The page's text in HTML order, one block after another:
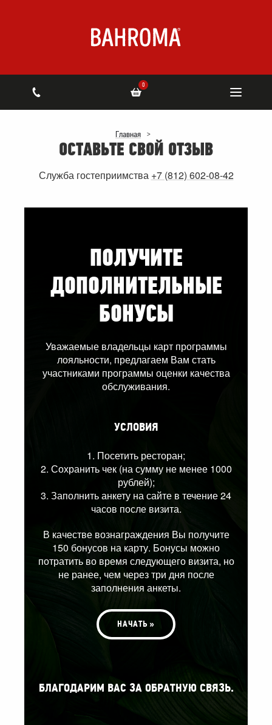
0
Главная >
ОСТАВЬТЕ СВОЙ ОТЗЫВ
Служба гостеприимства +7 (812) 602-08-42
ПОЛУЧИТЕ
ДОПОЛНИТЕЛЬНЫЕ
БОНУСЫ
Уважаемые владельцы карт программы
лояльности, предлагаем Вам стать
участниками программы оценки качества
обслуживания.
УСЛОВИЯ
1. Посетить ресторан;
2. Сохранить чек (на сумму не менее 1000
рублей);
3. Заполнить анкету на сайте в течение 24
часов после визита.
В качестве вознаграждения Вы получите
150 бонусов на карту. Бонусы можно
потратить во время следующего визита, но
не ранее, чем через три дня после
заполнения анкеты.
НАЧАТЬ »
БЛАГОДАРИМ ВАС ЗА ОБРАТНУЮ СВЯЗЬ.